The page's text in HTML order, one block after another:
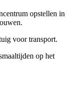
opstellen in
voor transport.
op het